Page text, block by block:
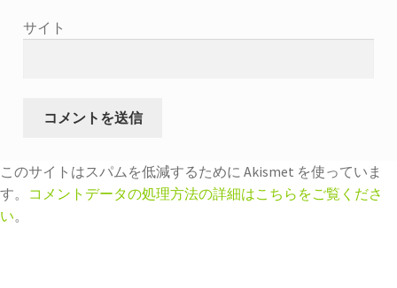
サイト
このサイトはスパムを低減するために Akismet を使っていま
す。 コメントデータの処理方法の詳細はこちらをご覧くださ
い。